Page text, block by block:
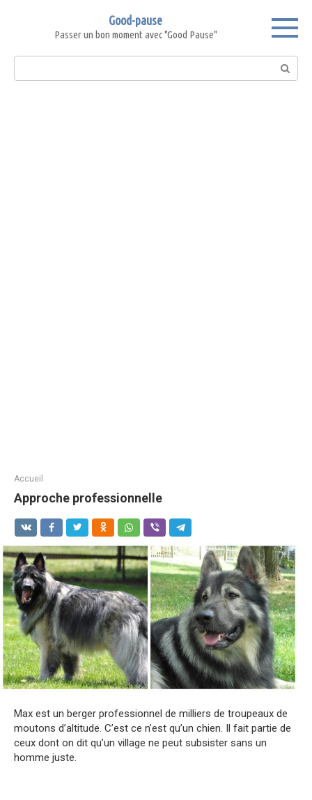
Good-pause
Passer un bon moment avec "Good Pause"
Search:
Accueil
Approche professionnelle
Max est un berger professionnel de milliers de troupeaux de
moutons d’altitude. C’est ce n’est qu’un chien. Il fait partie de
ceux dont on dit qu’un village ne peut subsister sans un
homme juste.